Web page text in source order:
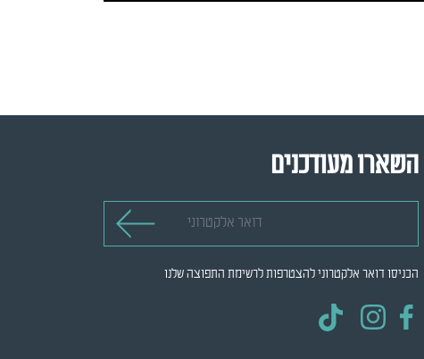
השארו מעודכנים
הכניסו דואר אלקטרוני להצטרפות לרשימת התפוצה שלנו